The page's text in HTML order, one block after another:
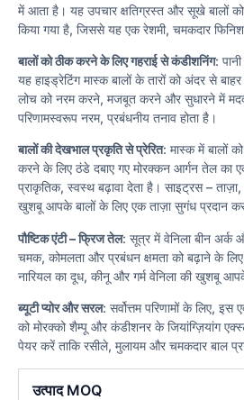
में आता है। यह उपचार क्षतिग्रस्त और सूखे बालों
किया गया है, जिससे यह एक रेशमी, चमकदार
बालों को ठीक करने के लिए गहराई से कंडीशनिंग:
यह हाइड्रेटिंग मास्क बालों के तारों को अंदर से
लोच को नरम करने, मजबूत करने और सुधारने में
परिणामस्वरूप नरम, प्रबंधनीय तनाव होता है।
बालों की देखभाल प्रकृति से प्रेरित: मास्क में बालों
करने के लिए ठंडे दबाए गए मोरक्कन आर्गन तेल का
प्राकृतिक, स्वस्थ बढ़ावा देता है। साइट्रस –
खुशबू आपके बालों के लिए एक ताज़ा सुगंध प्रदान
पौष्टिक एंटी – फ्रिज तेल: सूत्र में वेनिला बीन अर्क
चमक, कोमलता और प्रबंधन क्षमता को बढ़ाने के
नारियल का दूध, कीनू और गर्म वेनिला की खुशबू
ब्यूटी प्योर और सरल: सर्वोत्तम परिणामों के लिए, इस
को मोरक्को शैम्पू और कंडीशनर के जियांग्ज़ियांग
पेयर करें ताकि रसीले, मुलायम और चमकदार बाल
उत्पाद MOQ